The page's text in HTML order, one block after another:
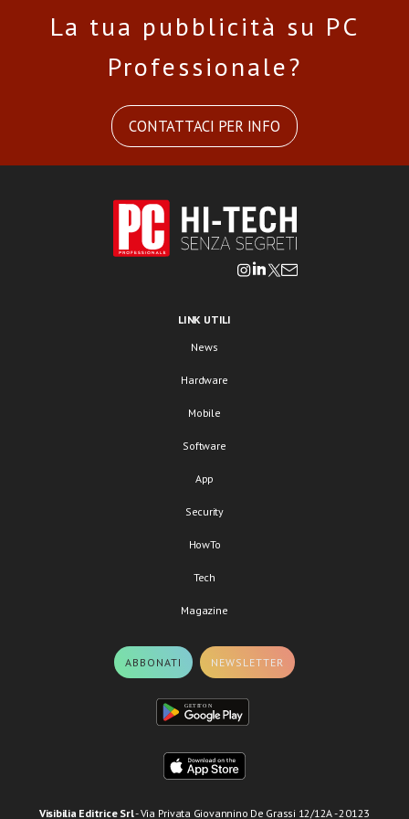
La tua pubblicità su PC
Professionale?
CONTATTACI PER INFO
LINK UTILI
News
Hardware
Mobile
Software
App
Security
HowTo
Tech
Magazine
ABBONATI NEWSLETTER
Visibilia Editrice Srl- Via Privata Giovannino De Grassi 12/12A - 20123